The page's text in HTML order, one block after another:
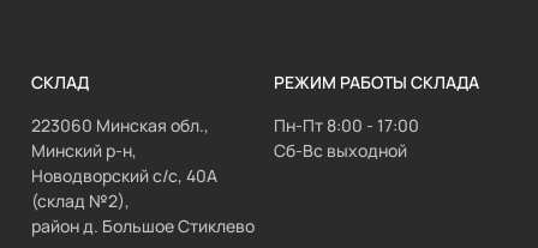
СКЛАД
223060 Минская обл.,
Минский р-н,
Новодворский с/с, 40А
(склад №2),
район д. Большое Стиклево
РЕЖИМ РАБОТЫ СКЛАДА
Пн-Пт 8:00 - 17:00
Сб-Вс выходной